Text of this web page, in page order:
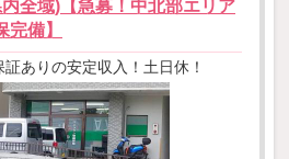
全域)【急募！中北部エリア
備】
ありの安定収入！土日休！